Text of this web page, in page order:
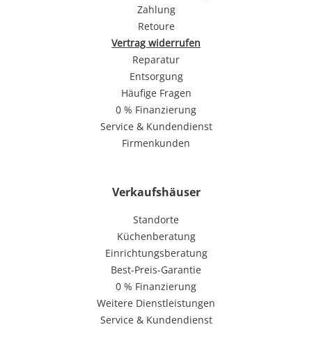
Zahlung
Retoure
Vertrag widerrufen
Reparatur
Entsorgung
Häufige Fragen
0 % Finanzierung
Service & Kundendienst
Firmenkunden
Verkaufshäuser
Standorte
Küchenberatung
Einrichtungsberatung
Best-Preis-Garantie
0 % Finanzierung
Weitere Dienstleistungen
Service & Kundendienst